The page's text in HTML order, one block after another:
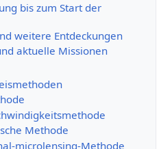
bis zum Start der
weitere Entdeckungen
aktuelle Missionen
Methode
microlensing-Methode